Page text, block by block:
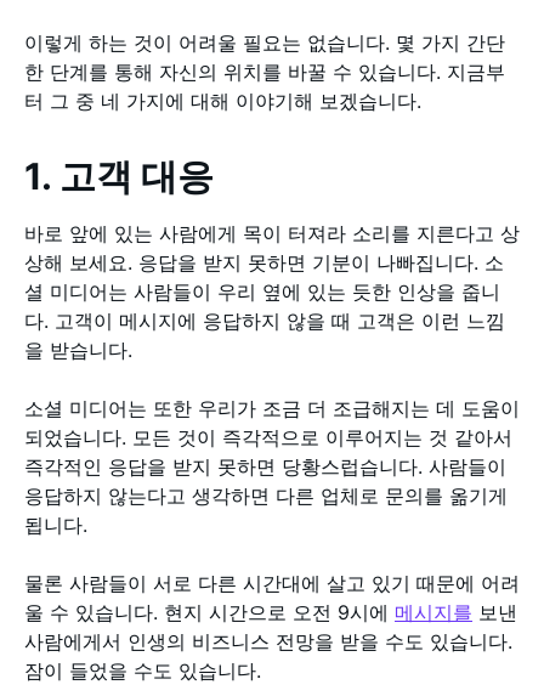
이렇게 하는 것이 어려울 필요는 없습니다. 몇 가지 간단
한 단계를 통해 자신의 위치를 바꿀 수 있습니다. 지금부
터 그 중 네 가지에 대해 이야기해 보겠습니다.
1. 고객 대응
바로 앞에 있는 사람에게 목이 터져라 소리를 지른다고 상
상해 보세요. 응답을 받지 못하면 기분이 나빠집니다. 소
셜 미디어는 사람들이 우리 옆에 있는 듯한 인상을 줍니
다. 고객이 메시지에 응답하지 않을 때 고객은 이런 느낌
을 받습니다.
소셜 미디어는 또한 우리가 조금 더 조급해지는 데 도움이
되었습니다. 모든 것이 즉각적으로 이루어지는 것 같아서
즉각적인 응답을 받지 못하면 당황스럽습니다. 사람들이
응답하지 않는다고 생각하면 다른 업체로 문의를 옮기게
됩니다.
물론 사람들이 서로 다른 시간대에 살고 있기 때문에 어려
울 수 있습니다. 현지 시간으로 오전 9시에 메시지를 보낸
사람에게서 인생의 비즈니스 전망을 받을 수도 있습니다.
잠이 들었을 수도 있습니다.